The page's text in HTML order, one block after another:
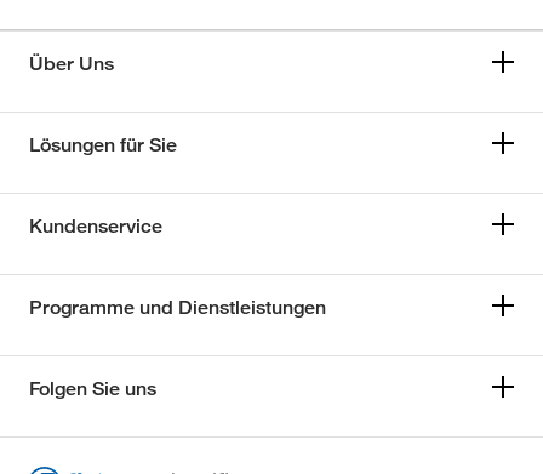
Über Uns
Lösungen für Sie
Kundenservice
Programme und Dienstleistungen
Folgen Sie uns